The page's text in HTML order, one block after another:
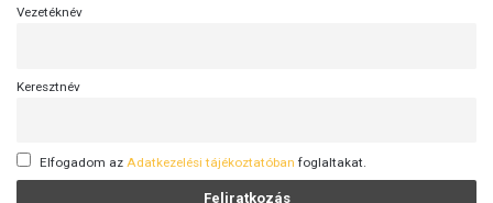
Vezetéknév
Keresztnév
Elfogadom az Adatkezelési tájékoztatóban foglaltakat.